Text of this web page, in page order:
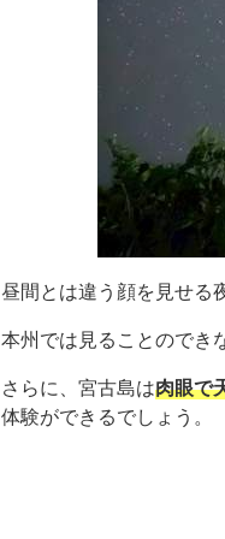
昼間とは違う顔を見せる
本州では見ることのでき
さらに、宮古島は肉眼で
体験ができるでしょう。